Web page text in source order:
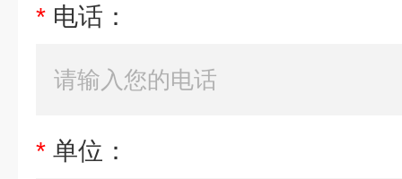
* 电话：
* 单位：